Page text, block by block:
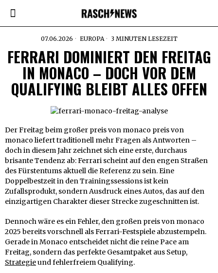
07.06.2026 EUROPA 3 MINUTEN LESEZEIT
FERRARI DOMINIERT DEN FREITAG
IN MONACO – DOCH VOR DEM
QUALIFYING BLEIBT ALLES OFFEN
Der Freitag beim großer preis von monaco preis von
monaco liefert traditionell mehr Fragen als Antworten –
doch in diesem Jahr zeichnet sich eine erste, durchaus
brisante Tendenz ab: Ferrari scheint auf den engen Straßen
des Fürstentums aktuell die Referenz zu sein. Eine
Doppelbestzeit in den Trainingssessions ist kein
Zufallsprodukt, sondern Ausdruck eines Autos, das auf den
einzigartigen Charakter dieser Strecke zugeschnitten ist.
Dennoch wäre es ein Fehler, den großen preis von monaco
2025 bereits vorschnell als Ferrari-Festspiele abzustempeln.
Gerade in Monaco entscheidet nicht die reine Pace am
Freitag, sondern das perfekte Gesamtpaket aus Setup,
Strategieund fehlerfreiem Qualifying.